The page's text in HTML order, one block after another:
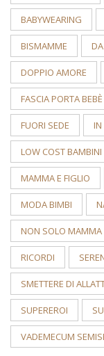
BABYWEARING
BISMAMME
DOPPIO AMORE
FASCIA PORTA BEBÈ
FUORI SEDE IN
LOW COST BAMBINI
MAMMA E FIGLIO
MODA BIMBI
NON SOLO MAMMA
RICORDI
SMETTERE DI
SUPEREROI
VADEMECUM